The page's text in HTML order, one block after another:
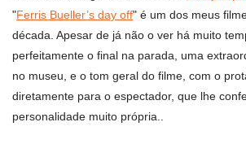
"Ferris Bueller’s day off" é um dos meus
década. Apesar de já não o ver há muito
perfeitamente o final na parada, uma
no museu, e o tom geral do filme, com o
diretamente para o espectador, que lhe
personalidade muito própria..